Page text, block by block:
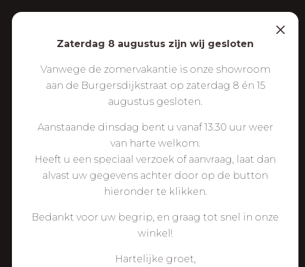
Zaterdag 8 augustus zijn wij gesloten
Vanwege de zomervakantie is onze showroom
aan de Burgersdijkstraat op zaterdag 8 én 15
augustus gesloten.
Aanstaande dinsdag bent u vanaf 13.30 uur weer
van harte welkom.
Heeft u een speciaal verzoek of aanvraag, laat dan
alvast uw gegevens achter door op de button
hieronder te klikken.
Bedankt voor uw begrip, en graag tot snel in onze
winkel!
Hartelijke groet,